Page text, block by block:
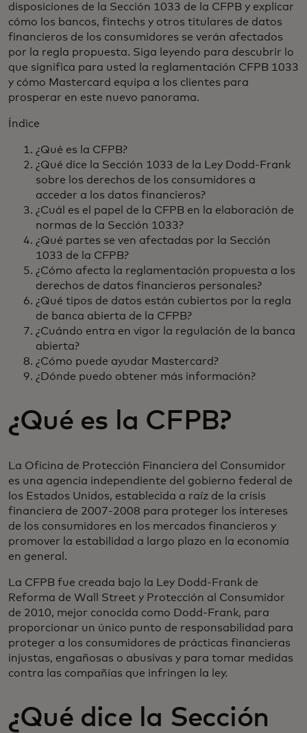
disposiciones de la Sección 1033 de la CFPB y explicar
cómo los bancos, fintechs y otros titulares de datos
financieros de los consumidores se verán afectados
por la regla propuesta. Siga leyendo para descubrir lo
que significa para usted la reglamentación CFPB 1033
y cómo Mastercard equipa a los clientes para
prosperar en este nuevo panorama.
Índice
¿Qué es la CFPB?
¿Qué dice la Sección 1033 de la Ley Dodd-Frank
sobre los derechos de los consumidores a
acceder a los datos financieros?
¿Cuál es el papel de la CFPB en la elaboración de
normas de la Sección 1033?
¿Qué partes se ven afectadas por la Sección
1033 de la CFPB?
¿Cómo afecta la reglamentación propuesta a los
derechos de datos financieros personales?
¿Qué tipos de datos están cubiertos por la regla
de banca abierta de la CFPB?
¿Cuándo entra en vigor la regulación de la banca
abierta?
¿Cómo puede ayudar Mastercard?
¿Dónde puedo obtener más información?
¿Qué es la CFPB?
La Oficina de Protección Financiera del Consumidor
es una agencia independiente del gobierno federal de
los Estados Unidos, establecida a raíz de la crisis
financiera de 2007-2008 para proteger los intereses
de los consumidores en los mercados financieros y
promover la estabilidad a largo plazo en la economía
en general.
La CFPB fue creada bajo la Ley Dodd-Frank de
Reforma de Wall Street y Protección al Consumidor
de 2010, mejor conocida como Dodd-Frank, para
proporcionar un único punto de responsabilidad para
proteger a los consumidores de prácticas financieras
injustas, engañosas o abusivas y para tomar medidas
contra las compañías que infringen la ley.
¿Qué dice la Sección